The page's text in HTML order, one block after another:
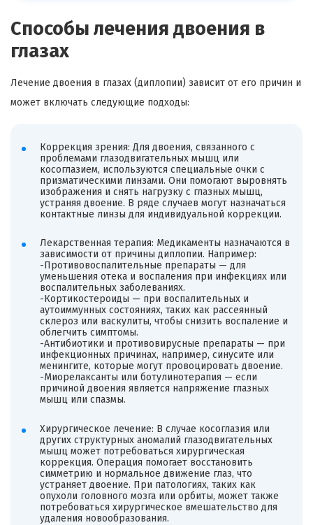
Способы лечения двоения в
глазах
Лечение двоения в глазах (диплопии) зависит от его причин и
может включать следующие подходы:
Коррекция зрения: Для двоения, связанного с
проблемами глазодвигательных мышц или
косоглазием, используются специальные очки с
призматическими линзами. Они помогают выровнять
изображения и снять нагрузку с глазных мышц,
устраняя двоение. В ряде случаев могут назначаться
контактные линзы для индивидуальной коррекции.
Лекарственная терапия: Медикаменты назначаются в
зависимости от причины диплопии. Например:
-Противовоспалительные препараты — для
уменьшения отека и воспаления при инфекциях или
воспалительных заболеваниях.
-Кортикостероиды — при воспалительных и
аутоиммунных состояниях, таких как рассеянный
склероз или васкулиты, чтобы снизить воспаление и
облегчить симптомы.
-Антибиотики и противовирусные препараты — при
инфекционных причинах, например, синусите или
менингите, которые могут провоцировать двоение.
-Миорелаксанты или ботулинотерапия — если
причиной двоения является напряжение глазных
мышц или спазмы.
Хирургическое лечение: В случае косоглазия или
других структурных аномалий глазодвигательных
мышц может потребоваться хирургическая
коррекция. Операция помогает восстановить
симметрию и нормальное движение глаз, что
устраняет двоение. При патологиях, таких как
опухоли головного мозга или орбиты, может также
потребоваться хирургическое вмешательство для
удаления новообразования.